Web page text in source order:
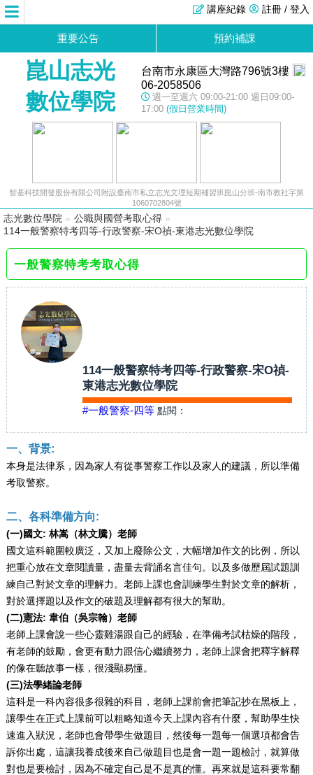
註冊 / 登入
講座紀錄
重要公告 預約補課
崑山志光
數位學院
台南市永康區大灣路796號3樓
06-2058506
週一至週六 09:00-21:00 週日09:00-
17:00 (假日營業時間)
智基科技開發股份有限公司附設臺南市私立志光文理短期補習班崑山分班-南市教社字第
1060702804號
志光數位學院 » 公職與國營考取心得 »
114一般警察特考四等-行政警察-宋O禎-東港志光數位學院
一般警察特考考取心得
114一般警察特考四等-行政警察-宋O禎-
東港志光數位學院
#一般警察-四等 點閱：
一、背景:
本身是法律系，因為家人有從事警察工作以及家人的建議，所以準備
考取警察。
二、各科準備方向:
(一)國文: 林嵩（林文騰）老師
國文這科範圍較廣泛，又加上廢除公文，大幅增加作文的比例，所以
把重心放在文章閱讀量，盡量去背誦名言佳句。以及多做歷屆試題訓
練自己對於文章的理解力。老師上課也會訓練學生對於文章的解析，
對於選擇題以及作文的破題及理解都有很大的幫助。
(二)憲法: 韋伯（吳宗翰）老師
老師上課會說一些心靈雞湯跟自己的經驗，在準備考試枯燥的階段，
有老師的鼓勵，會更有動力跟信心繼續努力，老師上課會把釋字解釋
的像在聽故事一樣，很淺顯易懂。
(三)法學緒論老師
這科是一科內容很多很雜的科目，老師上課前會把筆記抄在黑板上，
讓學生在正式上課前可以粗略知道今天上課內容有什麼，幫助學生快
速進入狀況，老師也會帶學生做題目，然後每一題每一個選項都會告
訴你出處，這讓我養成後來自己做題目也是會一題一題檢討，就算做
對也是要檢討，因為不確定自己是不是真的懂。再來就是這科要常翻